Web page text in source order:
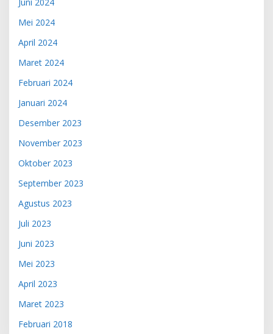
Mei 2024
April 2024
Maret 2024
Februari 2024
Januari 2024
Desember 2023
November 2023
Oktober 2023
September 2023
Agustus 2023
Juli 2023
Juni 2023
Mei 2023
April 2023
Maret 2023
Februari 2018